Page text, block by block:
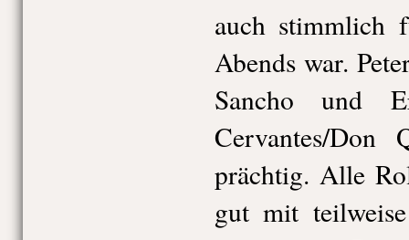
auch stimmlich
Abends war.
Sancho und
Cervantes/Don
prächtig. Alle
gut mit